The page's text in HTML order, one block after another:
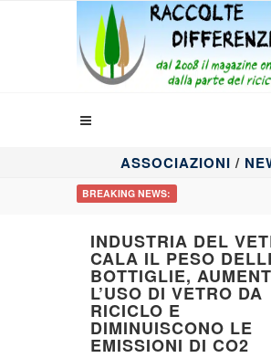
ASSOCIAZIONI /
BREAKING NEWS:
INDUSTRIA DEL
CALA IL PESO
BOTTIGLIE,
L’USO DI VETRO DA
RICICLO E
DIMINUISCONO LE
EMISSIONI DI CO2